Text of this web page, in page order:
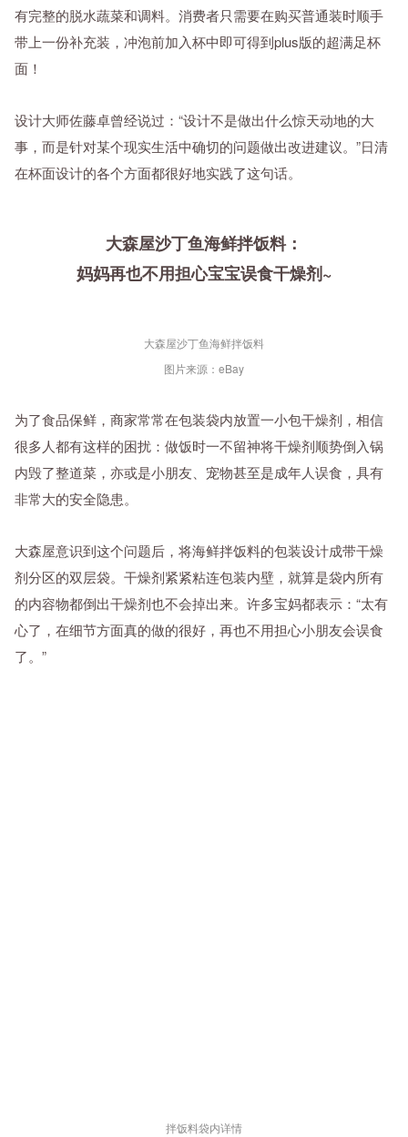
有完整的脱水蔬菜和调料。消费者只需要在购买普通装时顺手
带上一份补充装，冲泡前加入杯中即可得到plus版的超满足杯
面！
设计大师佐藤卓曾经说过：“设计不是做出什么惊天动地的大
事，而是针对某个现实生活中确切的问题做出改进建议。”日清
在杯面设计的各个方面都很好地实践了这句话。
大森屋沙丁鱼海鲜拌饭料：
妈妈再也不用担心宝宝误食干燥剂~
大森屋沙丁鱼海鲜拌饭料
图片来源：eBay
为了食品保鲜，商家常常在包装袋内放置一小包干燥剂，相信
很多人都有这样的困扰：做饭时一不留神将干燥剂顺势倒入锅
内毁了整道菜，亦或是小朋友、宠物甚至是成年人误食，具有
非常大的安全隐患。
大森屋意识到这个问题后，将海鲜拌饭料的包装设计成带干燥
剂分区的双层袋。干燥剂紧紧粘连包装内壁，就算是袋内所有
的内容物都倒出干燥剂也不会掉出来。许多宝妈都表示：“太有
心了，在细节方面真的做的很好，再也不用担心小朋友会误食
了。”
拌饭料袋内详情